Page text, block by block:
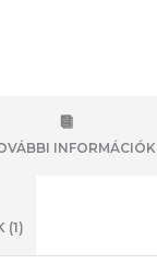
INFORMÁCIÓK
(1)